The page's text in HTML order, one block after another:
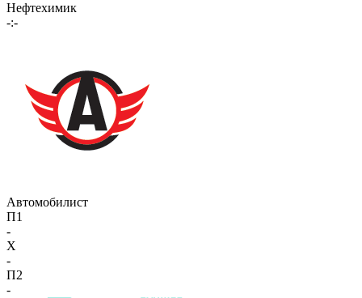
Нефтехимик
-:-
Автомобилист
П1
-
X
-
П2
-